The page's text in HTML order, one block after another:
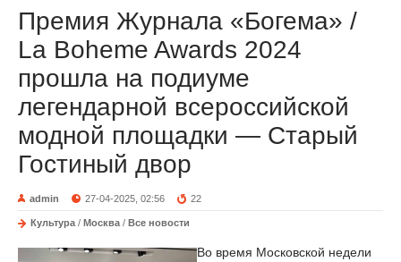
Премия Журнала «Богема» /
La Boheme Awards 2024
прошла на подиуме
легендарной всероссийской
модной площадки — Старый
Гостиный двор
admin 27-04-2025, 02:56 22
Культура / Москва / Все новости
Во время Московской недели